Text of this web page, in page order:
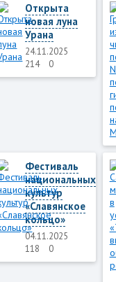
Открыта
новая луна
Урана
24.11.2025
214
0
Фестиваль
национальных
культур
«Славянское
кольцо»
04.11.2025
118
0